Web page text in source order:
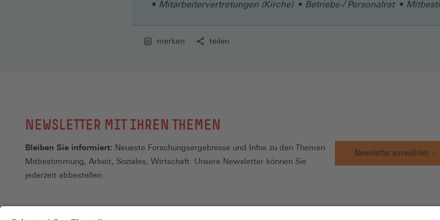
Mitarbeitervertretungen (Kirche) Betriebs-/ Personalrat
merken teilen
NEWSLETTER MIT IHREN THEMEN
Bleiben Sie informiert: Neueste Forschungsergebnisse und Infos zu den Themen
Mitbestimmung, Arbeit, Soziales, Wirtschaft. Unsere Newsletter können Sie
jederzeit abbestellen.
Newsletter auswählen